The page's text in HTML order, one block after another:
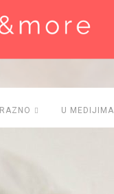
RAZNO U MEDIJIMA